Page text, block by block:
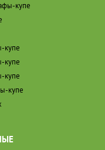
купе
купе
купе
купе
купе